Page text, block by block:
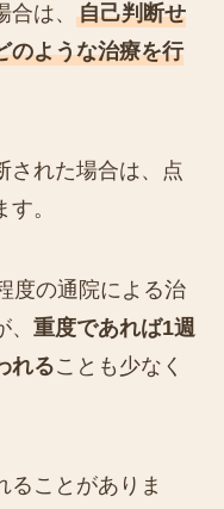
は、 自己判断せ
のような治療を行
された場合は、点
。
度の通院による治
重度であれば1週
れることも少なく
ることがありま